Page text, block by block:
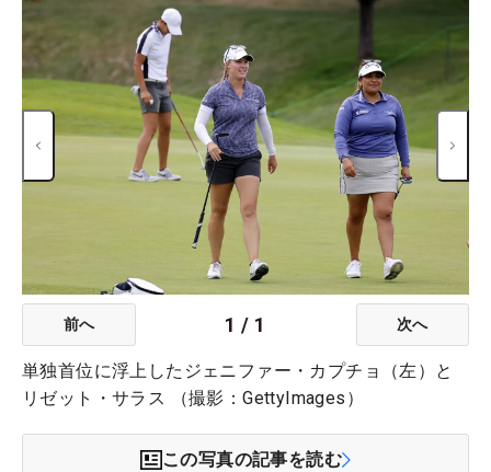
前へ 1 / 1 次へ
単独首位に浮上したジェニファー・カプチョ（左）と
リゼット・サラス （撮影：GettyImages）
この写真の記事を読む